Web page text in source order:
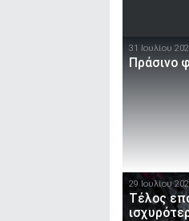
31 Ιουλίου
Πράσινο
29 Ιουλίου
Τέλος